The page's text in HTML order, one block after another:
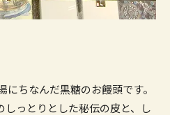
ちなんだ黒糖のお饅頭です。
っとりとした秘伝の皮と、し